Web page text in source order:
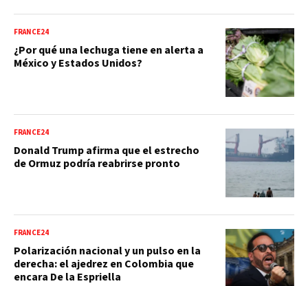
FRANCE24
¿Por qué una lechuga tiene en alerta a
México y Estados Unidos?
FRANCE24
Donald Trump afirma que el estrecho
de Ormuz podría reabrirse pronto
FRANCE24
Polarización nacional y un pulso en la
derecha: el ajedrez en Colombia que
encara De la Espriella